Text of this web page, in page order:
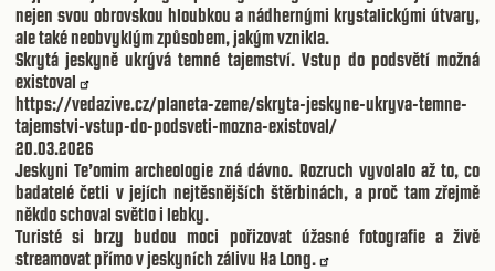
nejen svou obrovskou hloubkou a nádhernými krystalickými útvary,
ale také neobvyklým způsobem, jakým vznikla.
Skrytá jeskyně ukrývá temné tajemství. Vstup do podsvětí možná
existoval
https://vedazive.cz/planeta-zeme/skryta-jeskyne-ukryva-temne-
tajemstvi-vstup-do-podsveti-mozna-existoval/
20.03.2026
Jeskyni Te’omim archeologie zná dávno. Rozruch vyvolalo až to, co
badatelé četli v jejích nejtěsnějších štěrbinách, a proč tam zřejmě
někdo schoval světlo i lebky.
Turisté si brzy budou moci pořizovat úžasné fotografie a živě
streamovat přímo v jeskyních zálivu Ha Long.